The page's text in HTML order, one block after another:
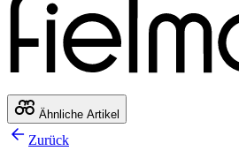
Ähnliche Artikel
Zurück